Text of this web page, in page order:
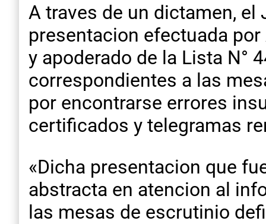
A traves de un dictamen, el
presentacion efectuada
y apoderado de la Lista N°
correspondientes a las
por encontrarse errores
certificados y telegramas
«Dicha presentacion que
abstracta en atencion al
las mesas de escrutinio